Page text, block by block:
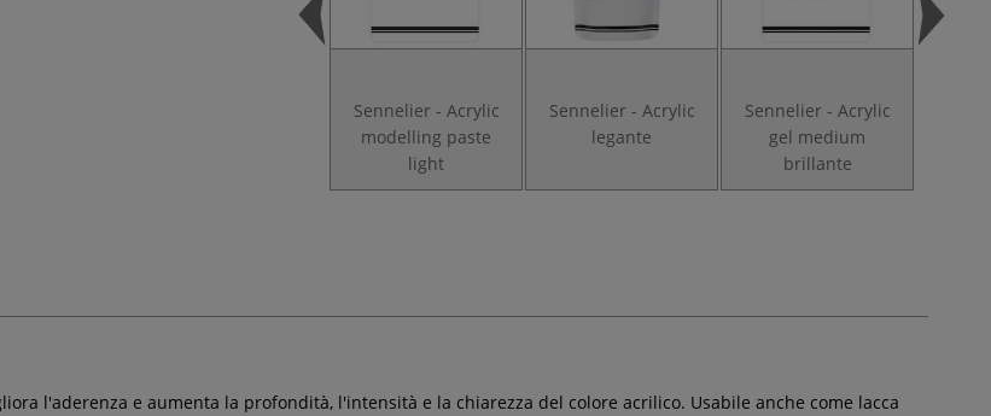
Sennelier - Acrylic
modelling paste
light
Sennelier - Acrylic
legante
Sennelier - Acrylic
gel medium
brillante
l'aderenza e aumenta la profondità, l'intensità e la chiarezza del colore acrilico. Usabile anche come lacca